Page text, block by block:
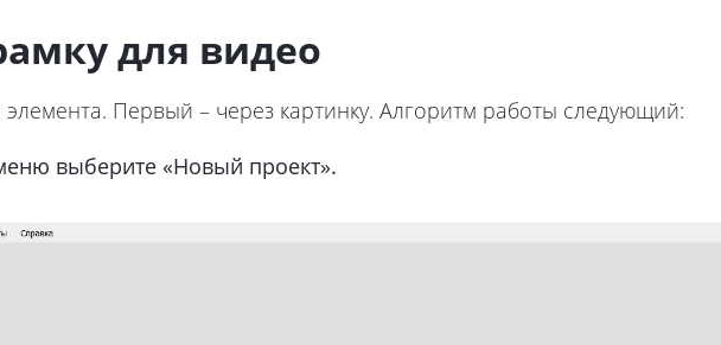
для видео
Первый – через картинку. Алгоритм работы следующий:
выберите «Новый проект».